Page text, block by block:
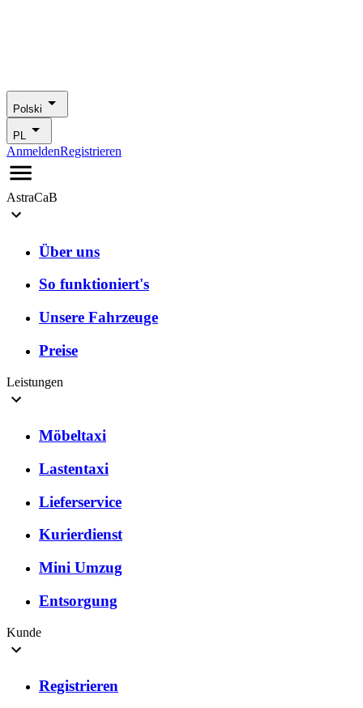
Polski
PL
AnmeldenRegistrieren
AstraCaB
Über uns
So funktioniert's
Unsere Fahrzeuge
Preise
Leistungen
Möbeltaxi
Lastentaxi
Lieferservice
Kurierdienst
Mini Umzug
Entsorgung
Kunde
Registrieren